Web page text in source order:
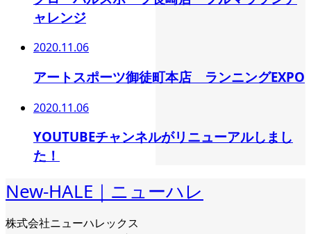
ャレンジ
2020.11.06
アートスポーツ御徒町本店 ランニングEXPO
2020.11.06
YOUTUBEチャンネルがリニューアルしまし
た！
New-HALE｜ニューハレ
株式会社ニューハレックス